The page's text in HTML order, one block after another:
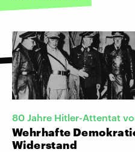
80 Jahre Hitler-Attentat
Wehrhafte
Widerstand